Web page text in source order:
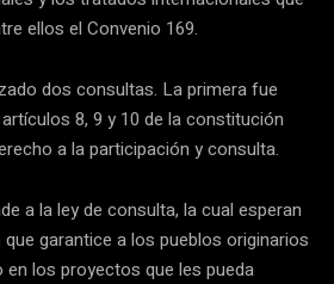
ellos el Convenio 169.
dos consultas. La primera fue
8, 9 y 10 de la constitución
a la participación y consulta.
a la ley de consulta, la cual esperan
garantice a los pueblos originarios
los proyectos que les pueda